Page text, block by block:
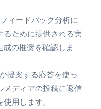
: 地元のビジネスは、
トフォーム全体で監
ティブな評判を維持
化: 企業は、一般的な
の洞察に基づいてサ
ィードバック分析に
るために提供される実
の推奨を確認しま
提案する応答を使っ
メディアの投稿に返信
用します。